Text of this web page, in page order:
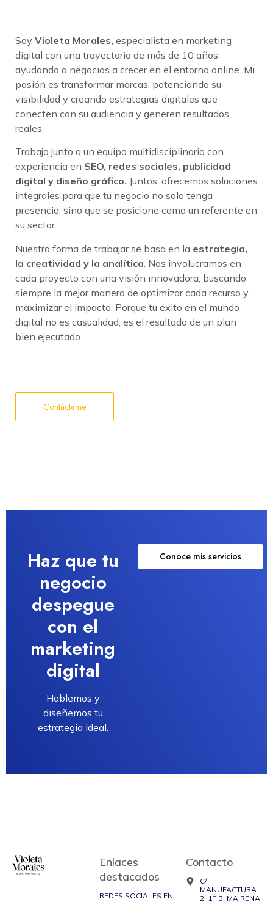
Soy Violeta Morales, especialista en marketing
digital con una trayectoria de más de 10 años
ayudando a negocios a crecer en el entorno online. Mi
pasión es transformar marcas, potenciando su
visibilidad y creando estrategias digitales que
conecten con su audiencia y generen resultados
reales.
Trabajo junto a un equipo multidisciplinario con
experiencia en SEO, redes sociales, publicidad
digital y diseño gráfico. Juntos, ofrecemos soluciones
integrales para que tu negocio no solo tenga
presencia, sino que se posicione como un referente en
su sector.
Nuestra forma de trabajar se basa en la estrategia,
la creatividad y la analítica . Nos involucramos en
cada proyecto con una visión innovadora, buscando
siempre la mejor manera de optimizar cada recurso y
maximizar el impacto. Porque tu éxito en el mundo
digital no es casualidad, es el resultado de un plan
bien ejecutado.
Contáctame
Haz que tu
negocio
despegue
con el
marketing
digital
Hablemos y
diseñemos tu
estrategia ideal.
Conoce mis servicios
Enlaces
destacados
REDES SOCIALES EN
Contacto
C/
MANUFACTURA
2, 1F B, MAIRENA